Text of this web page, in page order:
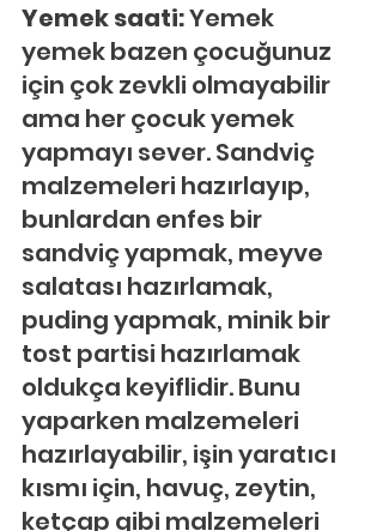
Yemek saati: Yemek
yemek bazen çocuğunuz
için çok zevkli olmayabilir
ama her çocuk yemek
yapmayı sever. Sandviç
malzemeleri hazırlayıp,
bunlardan enfes bir
sandviç yapmak, meyve
salatası hazırlamak,
puding yapmak, minik bir
tost partisi hazırlamak
oldukça keyiflidir. Bunu
yaparken malzemeleri
hazırlayabilir, işin yaratıcı
kısmı için, havuç, zeytin,
ketçap gibi malzemeleri